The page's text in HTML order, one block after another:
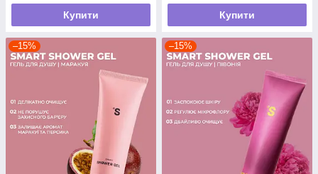
Купити Купити
–15% –15%